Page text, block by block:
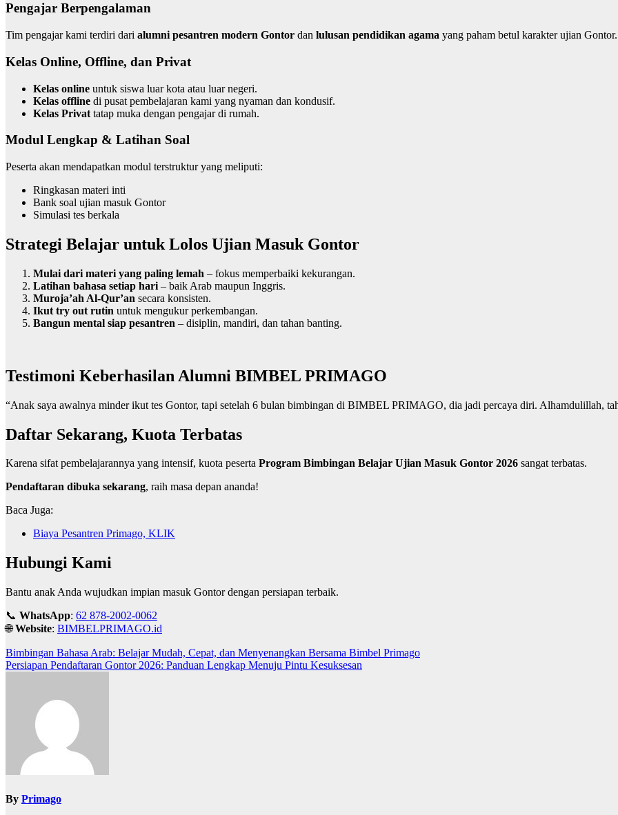
Pengajar Berpengalaman
Tim pengajar kami terdiri dari alumni pesantren modern Gontor dan lulusan pendidikan agama yang paham betul karakter ujian Gontor.
Kelas Online, Offline, dan Privat
Kelas online untuk siswa luar kota atau luar negeri.
Kelas offline di pusat pembelajaran kami yang nyaman dan kondusif.
Kelas Privat tatap muka dengan pengajar di rumah.
Modul Lengkap & Latihan Soal
Peserta akan mendapatkan modul terstruktur yang meliputi:
Ringkasan materi inti
Bank soal ujian masuk Gontor
Simulasi tes berkala
Strategi Belajar untuk Lolos Ujian Masuk Gontor
Mulai dari materi yang paling lemah – fokus memperbaiki kekurangan.
Latihan bahasa setiap hari – baik Arab maupun Inggris.
Muroja’ah Al-Qur’an secara konsisten.
Ikut try out rutin untuk mengukur perkembangan.
Bangun mental siap pesantren – disiplin, mandiri, dan tahan banting.
Testimoni Keberhasilan Alumni BIMBEL PRIMAGO
“Anak saya awalnya minder ikut tes Gontor, tapi setelah 6 bulan bimbingan di BIMBEL PRIMAGO, dia jadi percaya diri. Alhamdulillah,
Daftar Sekarang, Kuota Terbatas
Karena sifat pembelajarannya yang intensif, kuota peserta Program Bimbingan Belajar Ujian Masuk Gontor 2026 sangat terbatas.
Pendaftaran dibuka sekarang, raih masa depan ananda!
Baca Juga:
Biaya Pesantren Primago, KLIK
Hubungi Kami
Bantu anak Anda wujudkan impian masuk Gontor dengan persiapan terbaik.
📞 WhatsApp: 62 878-2002-0062
🌐Website: BIMBELPRIMAGO.id
Post
navigation
Bimbingan Bahasa Arab: Belajar Mudah, Cepat, dan Menyenangkan Bersama Bimbel Primago
Persiapan Pendaftaran Gontor 2026: Panduan Lengkap Menuju Pintu Kesuksesan
By Primago